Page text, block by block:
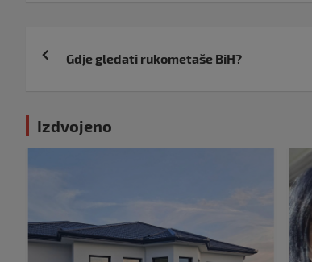
Navigacija
objava
Gdje gledati rukometaše BiH?
Izdvojeno